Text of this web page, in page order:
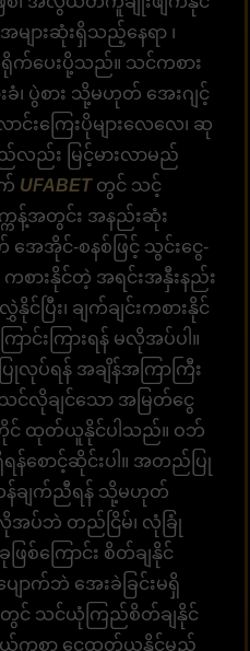
များဆုံးရှိသည့်နေရာ ၊
က်ပေးပို့သည်။ သင်ကစား
၊ ပွဲစား သို့မဟုတ် အေးဂျင့်
င်းကြေးပိုများလေလေ၊ ဆု
လည်း မြင့်မားလာမည်
UFABETတွင် သင့်
ကန့်အတွင်း အနည်းဆုံး
ေအိုင်-စနစ်ဖြင့် သွင်းငွေ-
စားနိုင်တဲ့ အရင်းအနှီးနည်း
ပြီး၊ ချက်ချင်းကစားနိုင်
င်းကြားရန် မလိုအပ်ပါ။
လုပ်ရန် အချိန်အကြာကြီး
လိုချင်သော အမြတ်ငွေ
တိုင် ထုတ်ယူနိုင်ပါသည်။ ဝဘ်
စောင့်ဆိုင်းပါ။ အတည်ပြု
န်ချက်ညီရန် သို့မဟုတ်
အပ်ဘဲ တည်ငြိမ်၊ လုံခြုံ
စ်ကြောင်း စိတ်ချနိုင်
ောက်ဘဲ အေးခဲခြင်းမရှိ
တွင် သင်ယုံကြည်စိတ်ချနိုင်
လွယ်ကူစွာ ငွေထုတ်ယူနိုင်မည်